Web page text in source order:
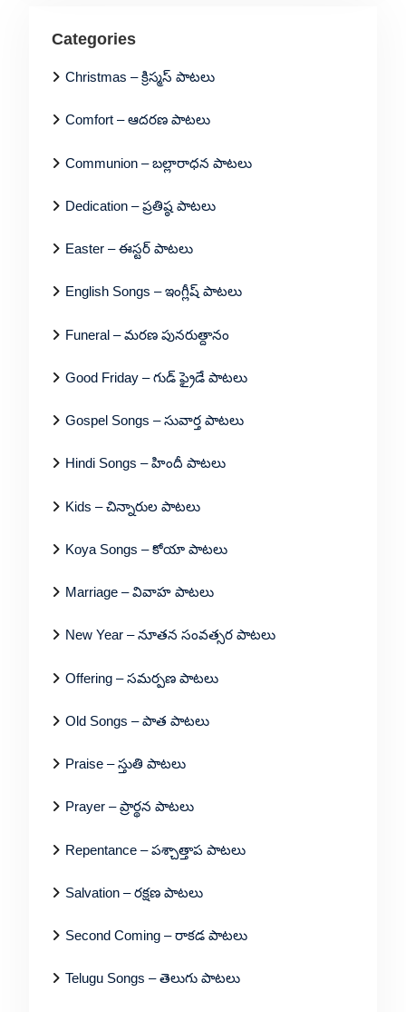
Categories
Christmas – క్రిస్మస్ పాటలు
Comfort – ఆదరణ పాటలు
Communion – బల్లారాధన పాటలు
Dedication – ప్రతిష్ఠ పాటలు
Easter – ఈస్టర్ పాటలు
English Songs – ఇంగ్లీష్ పాటలు
Funeral – మరణ పునరుత్దానం
Good Friday – గుడ్ ఫ్రైడే పాటలు
Gospel Songs – సువార్త పాటలు
Hindi Songs – హిందీ పాటలు
Kids – చిన్నారుల పాటలు
Koya Songs – కోయా పాటలు
Marriage – వివాహ పాటలు
New Year – నూతన సంవత్సర పాటలు
Offering – సమర్పణ పాటలు
Old Songs – పాత పాటలు
Praise – స్తుతి పాటలు
Prayer – ప్రార్థన పాటలు
Repentance – పశ్చాత్తాప పాటలు
Salvation – రక్షణ పాటలు
Second Coming – రాకడ పాటలు
Telugu Songs – తెలుగు పాటలు